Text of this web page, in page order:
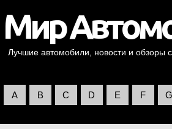
Лучшие автомобили, новости и обзоры
A B C D E F G